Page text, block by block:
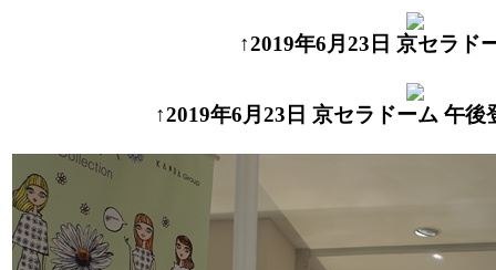
↑2019年6月23日 京セラド
↑2019年6月23日 京セラドーム 午